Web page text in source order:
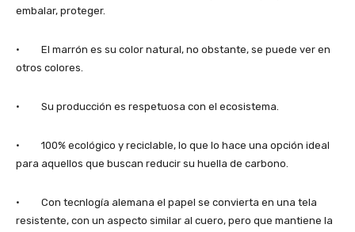
embalar, proteger.
· El marrón es su color natural, no obstante, se puede ver en
otros colores.
· Su producción es respetuosa con el ecosistema.
· 100% ecológico y reciclable, lo que lo hace una opción ideal
para aquellos que buscan reducir su huella de carbono.
· Con tecnlogía alemana el papel se convierta en una tela
resistente, con un aspecto similar al cuero, pero que mantiene la